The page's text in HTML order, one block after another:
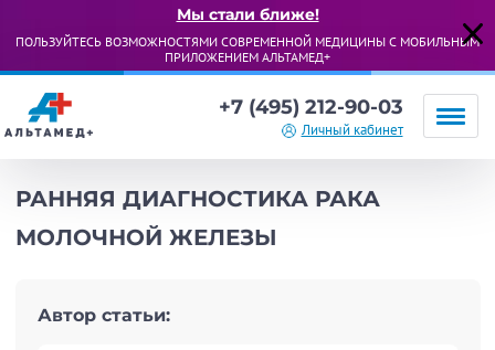
Мы стали ближе!
ПОЛЬЗУЙТЕСЬ ВОЗМОЖНОСТЯМИ СОВРЕМЕННОЙ МЕДИЦИНЫ С МОБИЛЬНЫМ
ПРИЛОЖЕНИЕМ АЛЬТАМЕД+
+7 (495) 212-90-03
Личный кабинет
РАННЯЯ ДИАГНОСТИКА РАКА
МОЛОЧНОЙ ЖЕЛЕЗЫ
Автор статьи: